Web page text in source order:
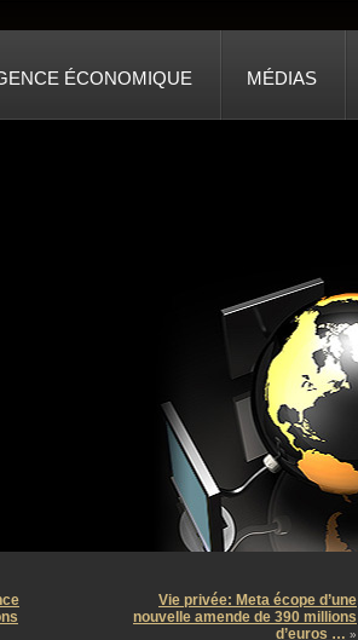
ÉCONOMIQUE MÉDIAS
Vie privée: Meta écope d’une
nouvelle amende de 390 millions
d’euros … »